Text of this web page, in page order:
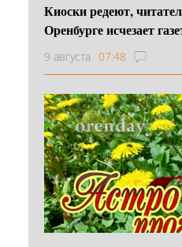
Киоски редеют,
Оренбурге исчезает
9 августа 07:48